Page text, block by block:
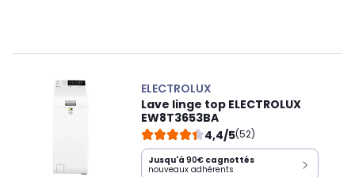
ELECTROLUX
Lave linge top ELECTROLUX
EW8T3653BA
4,4/5(52)
Jusqu'à 90€ cagnottés
nouveaux adhérents